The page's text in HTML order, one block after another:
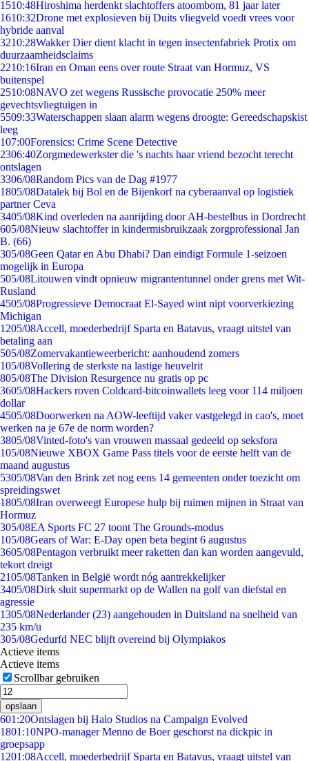
1510:48Hiroshima herdenkt slachtoffers atoombom, 81 jaar later
1610:32Drone met explosieven bij Duits vliegveld voedt vrees voor
hybride aanval
3210:28Wakker Dier dient klacht in tegen insectenfabriek Protix om
duurzaamheidsclaims
2210:16Iran en Oman eens over route Straat van Hormuz, VS
buitenspel
2510:08NAVO zet wegens Russische provocatie 250% meer
gevechtsvliegtuigen in
5509:33Waterschappen slaan alarm wegens droogte: Gereedschapskist
leeg
107:00Forensics: Crime Scene Detective
2306:40Zorgmedewerkster die 's nachts haar vriend bezocht terecht
ontslagen
3306/08Random Pics van de Dag #1977
1805/08Datalek bij Bol en de Bijenkorf na cyberaanval op logistiek
partner Ceva
3405/08Kind overleden na aanrijding door AH-bestelbus in Dordrecht
605/08Nieuw slachtoffer in kindermisbruikzaak zorgprofessional Jan
B. (66)
305/08Geen Qatar en Abu Dhabi? Dan eindigt Formule 1-seizoen
mogelijk in Europa
505/08Litouwen vindt opnieuw migrantentunnel onder grens met Wit-
Rusland
4505/08Progressieve Democraat El-Sayed wint nipt voorverkiezing
Michigan
1205/08Accell, moederbedrijf Sparta en Batavus, vraagt uitstel van
betaling aan
505/08Zomervakantieweerbericht: aanhoudend zomers
105/08Vollering de sterkste na lastige heuvelrit
805/08The Division Resurgence nu gratis op pc
3605/08Hackers roven Coldcard-bitcoinwallets leeg voor 114 miljoen
dollar
4505/08Doorwerken na AOW-leeftijd vaker vastgelegd in cao's, moet
werken na je 67e de norm worden?
3805/08Vinted-foto's van vrouwen massaal gedeeld op seksfora
105/08Nieuwe XBOX Game Pass titels voor de eerste helft van de
maand augustus
5305/08Van den Brink zet nog eens 14 gemeenten onder toezicht om
spreidingswet
1805/08Iran overweegt Europese hulp bij ruimen mijnen in Straat van
Hormuz
305/08EA Sports FC 27 toont The Grounds-modus
105/08Gears of War: E-Day open beta begint 6 augustus
3605/08Pentagon verbruikt meer raketten dan kan worden aangevuld,
tekort dreigt
2105/08Tanken in België wordt nóg aantrekkelijker
3405/08Dirk sluit supermarkt op de Wallen na golf van diefstal en
agressie
1305/08Nederlander (23) aangehouden in Duitsland na snelheid van
235 km/u
305/08Gedurfd NEC blijft overeind bij Olympiakos
Actieve items
Actieve items
Scrollbar gebruiken
opslaan
601:20Ontslagen bij Halo Studios na Campaign Evolved
1801:10NPO-manager Menno de Boer geschorst na dickpic in
groepsapp
1201:08Accell, moederbedrijf Sparta en Batavus, vraagt uitstel van